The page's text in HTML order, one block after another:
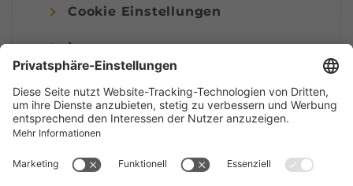
Cookie Einstellungen
Impressum